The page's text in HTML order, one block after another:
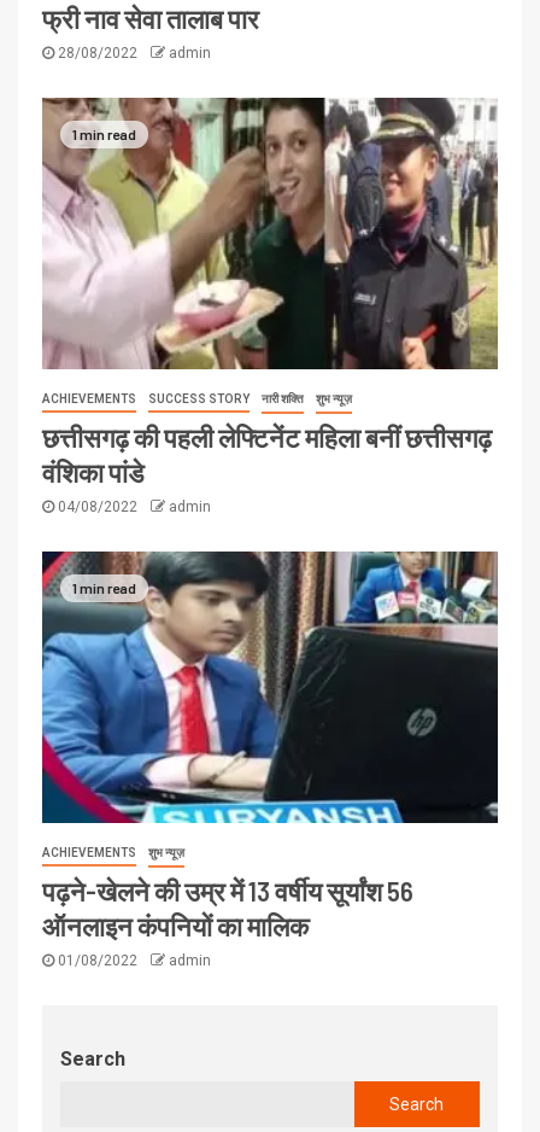
फ्री नाव सेवा तालाब पार
28/08/2022 admin
1 min read
ACHIEVEMENTS SUCCESS STORY नारी शक्ति शुभ न्यूज़
छत्तीसगढ़ की पहली लेफ्टिनेंट महिला बनीं छत्तीसगढ़
वंशिका पांडे
04/08/2022 admin
1 min read
ACHIEVEMENTS शुभ न्यूज़
पढ़ने-खेलने की उम्र में 13 वर्षीय सूर्यांश 56
ऑनलाइन कंपनियों का मालिक
01/08/2022 admin
Search
Search